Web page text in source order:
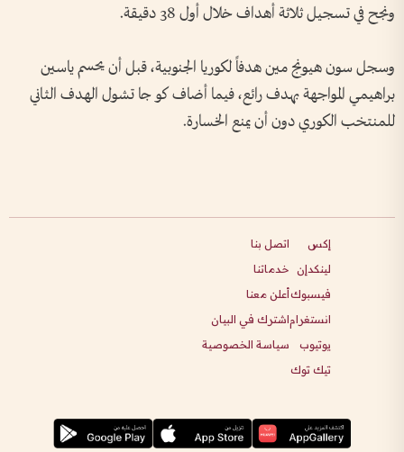
ونجح في تسجيل ثلاثة أهداف خلال أول 38 دقيقة.
وسجل سون هيونج مين هدفاً لكوريا الجنوبية، قبل أن يحسم ياسين
براهيمي المواجهة بهدف رائع، فيما أضاف كو جا تشول الهدف الثاني
للمنتخب الكوري دون أن يمنع الخسارة.
إكس
لينكدإن
فيسبوك
انستغرام
يوتيوب
تيك توك
اتصل بنا
خدماتنا
أعلن معنا
اشترك في البيان
سياسة الخصوصية